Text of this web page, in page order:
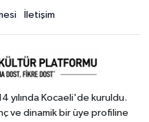
İletişim
yılında Kocaeli'de kuruldu.
ve dinamik bir üye profiline